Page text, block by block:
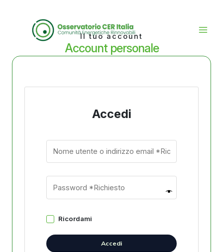
contenuto
Il tuo account
Account personale
Accedi
Ricordami
Accedi